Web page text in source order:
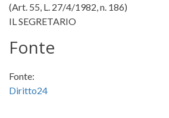
(Art. 55, L. 27/4/1982, n. 186)
IL SEGRETARIO
Fonte
Fonte:
Diritto24